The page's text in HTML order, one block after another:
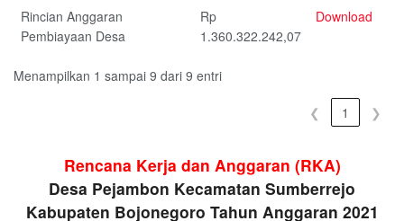
Rincian Anggaran
Pembiayaan Desa
Rp
1.360.322.242,07
Download
Menampilkan 1 sampai 9 dari 9 entri
❮ 1 ❯
Rencana Kerja dan Anggaran (RKA)
Desa Pejambon Kecamatan Sumberrejo
Kabupaten Bojonegoro Tahun Anggaran 2021